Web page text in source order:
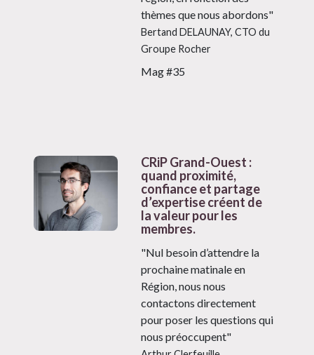
thèmes que nous abordons"
Bertand DELAUNAY, CTO du
Groupe Rocher
Mag #35
CRiP Grand-Ouest :
quand proximité,
confiance et partage
d’expertise créent de
la valeur pour les
membres.
"Nul besoin d’attendre la
prochaine matinale en
Région, nous nous
contactons directement
pour poser les questions qui
nous préoccupent"